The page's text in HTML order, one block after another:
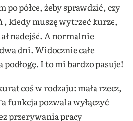
po półce, żeby sprawdzić, czy
, kiedy muszę wytrzeć kurze,
nadejść. A normalnie
dni. Widocznie całe
I to mi bardzo pasuje!
coś w rodzaju: mała rzecz,
funkcja pozwala wyłączyć
przerywania pracy